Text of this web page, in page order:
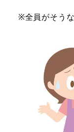
※全員がそう